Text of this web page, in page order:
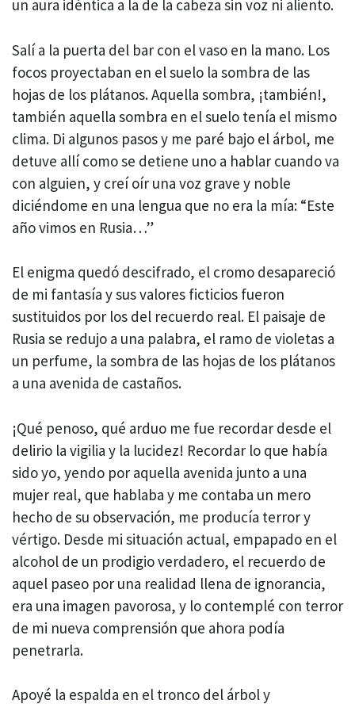
un aura idéntica a la de la cabeza sin voz ni aliento.
Salí a la puerta del bar con el vaso en la mano. Los
focos proyectaban en el suelo la sombra de las
hojas de los plátanos. Aquella sombra, ¡también!,
también aquella sombra en el suelo tenía el mismo
clima. Di algunos pasos y me paré bajo el árbol, me
detuve allí como se detiene uno a hablar cuando va
con alguien, y creí oír una voz grave y noble
diciéndome en una lengua que no era la mía: “Este
año vimos en Rusia…”
El enigma quedó descifrado, el cromo desapareció
de mi fantasía y sus valores ficticios fueron
sustituidos por los del recuerdo real. El paisaje de
Rusia se redujo a una palabra, el ramo de violetas a
un perfume, la sombra de las hojas de los plátanos
a una avenida de castaños.
¡Qué penoso, qué arduo me fue recordar desde el
delirio la vigilia y la lucidez! Recordar lo que había
sido yo, yendo por aquella avenida junto a una
mujer real, que hablaba y me contaba un mero
hecho de su observación, me producía terror y
vértigo. Desde mi situación actual, empapado en el
alcohol de un prodigio verdadero, el recuerdo de
aquel paseo por una realidad llena de ignorancia,
era una imagen pavorosa, y lo contemplé con terror
de mi nueva comprensión que ahora podía
penetrarla.
Apoyé la espalda en el tronco del árbol y